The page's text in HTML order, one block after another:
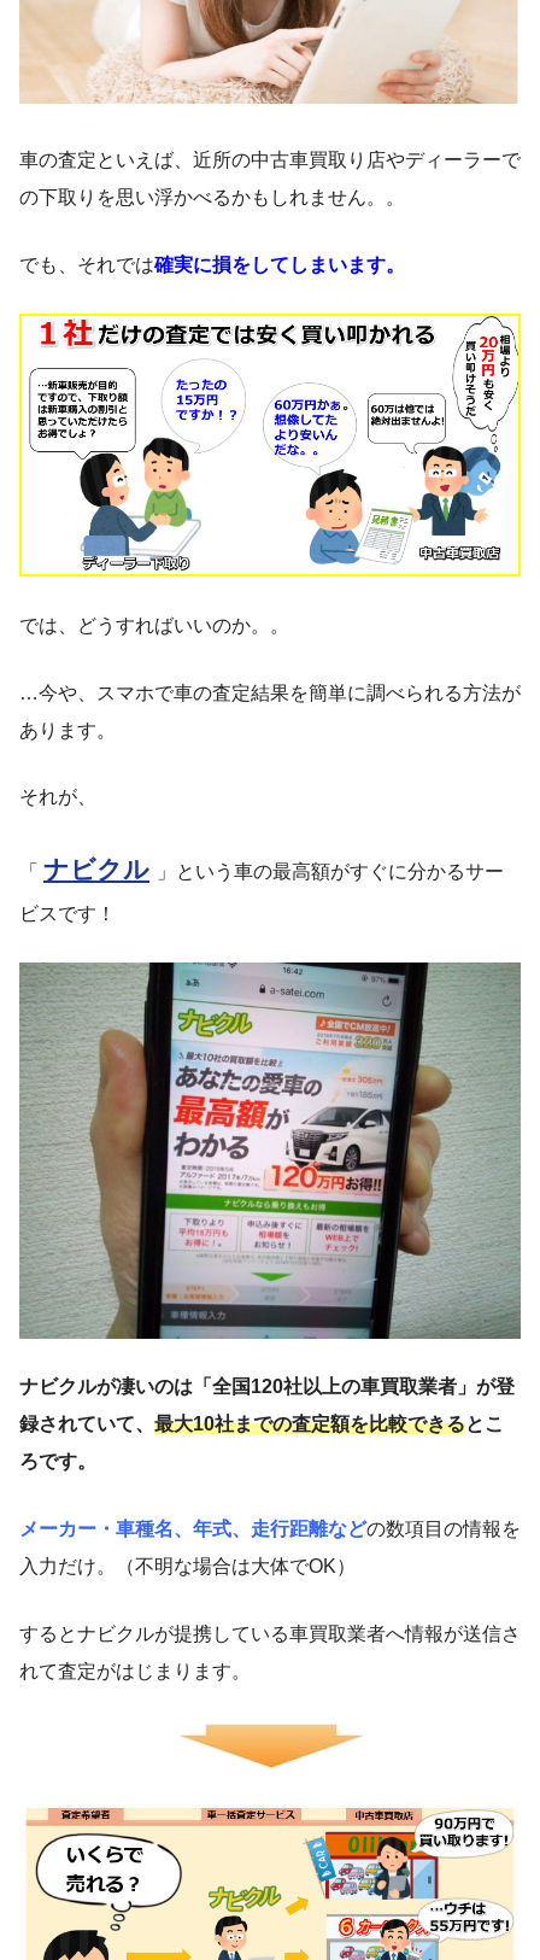
車の査定といえば、近所の中古車買取り店やディーラーで
の下取りを思い浮かべるかもしれません。。
でも、それでは確実に損をしてしまいます。
では、どうすればいいのか。。
…今や、スマホで車の査定結果を簡単に調べられる方法が
あります。
それが、
「 ナビクル
」という車の最高額がすぐに分かるサー
ビスです！
ナビクルが凄いのは「全国120社以上の車買取業者」が登
録されていて、 最大10社までの査定額を比較できるとこ
ろです。
メーカー・車種名、年式、走行距離などの数項目の情報を
入力だけ。（不明な場合は大体でOK）
するとナビクルが提携している車買取業者へ情報が送信さ
れて査定がはじまります。